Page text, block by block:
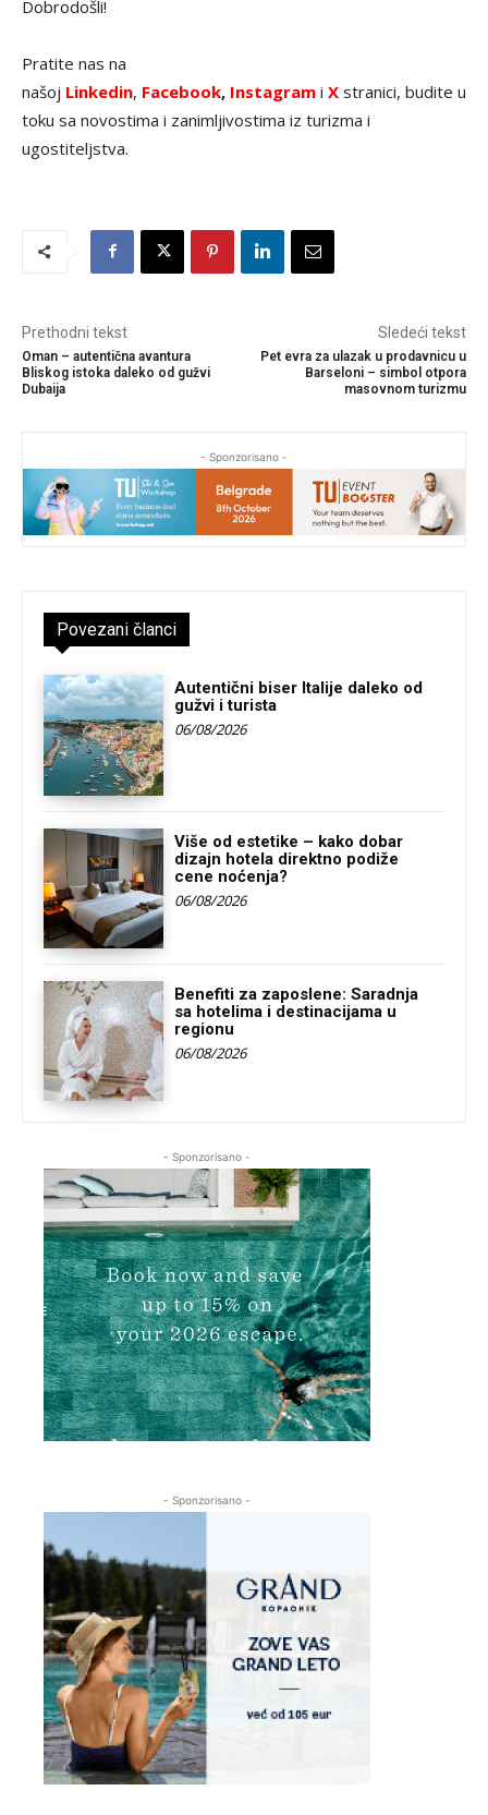
Dobrodošli!
Pratite nas na
našoj Linkedin, Facebook, Instagram i X stranici, budite u
toku sa novostima i zanimljivostima iz turizma i
ugostiteljstva.
Prethodni tekst
Oman – autentična avantura
Bliskog istoka daleko od gužvi
Dubaija
Sledeći tekst
Pet evra za ulazak u prodavnicu u
Barseloni – simbol otpora
masovnom turizmu
- Sponzorisano -
Povezani članci
Autentični biser Italije daleko od
gužvi i turista
06/08/2026
Više od estetike – kako dobar
dizajn hotela direktno podiže
cene noćenja?
06/08/2026
Benefiti za zaposlene: Saradnja
sa hotelima i destinacijama u
regionu
06/08/2026
- Sponzorisano -
- Sponzorisano -